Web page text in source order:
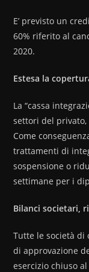
E’ previsto un
60% riferito al
2020.
Estesa la
La “cassa
settori del privato,
Come
trattamenti di
sospensione o
settimane per i
Bilanci societari,
Tutte le società di
di approvazione
esercizio chiuso